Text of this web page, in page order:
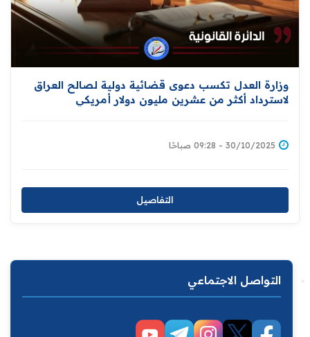
وزارة العدل تكسب دعوى قضائية دولية لصالح العراق
لاسترداد أكثر من عشرين مليون دولار أمريكي
30/10/2025 - 09:28 صباحًا
التفاصيل
التواصل الاجتماعي